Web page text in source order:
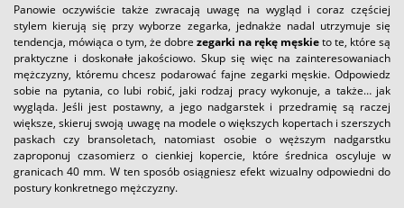
Panowie oczywiście także zwracają uwagę na wygląd i coraz częściej
stylem kierują się przy wyborze zegarka, jednakże nadal utrzymuje się
tendencja, mówiąca o tym, że dobre zegarki na rękę męskieto te, które są
praktyczne i doskonałe jakościowo. Skup się więc na zainteresowaniach
mężczyzny, któremu chcesz podarować fajne zegarki męskie. Odpowiedz
sobie na pytania, co lubi robić, jaki rodzaj pracy wykonuje, a także… jak
wygląda. Jeśli jest postawny, a jego nadgarstek i przedramię są raczej
większe, skieruj swoją uwagę na modele o większych kopertach i szerszych
paskach czy bransoletach, natomiast osobie o węższym nadgarstku
zaproponuj czasomierz o cienkiej kopercie, które średnica oscyluje w
granicach 40 mm. W ten sposób osiągniesz efekt wizualny odpowiedni do
postury konkretnego mężczyzny.